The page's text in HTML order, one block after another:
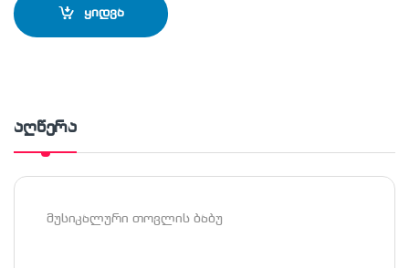
ყიდვა
აღწერა
მუსიკალური თოვლის ბაბუ